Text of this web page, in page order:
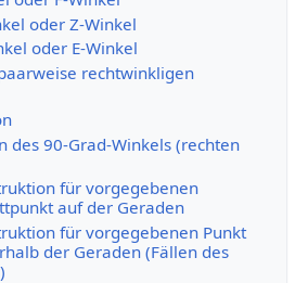
oder Z-Winkel
oder E-Winkel
rechtwinkligen
des 90-Grad-Winkels (rechten
für vorgegebenen
auf der Geraden
für vorgegebenen Punkt
der Geraden (Fällen des